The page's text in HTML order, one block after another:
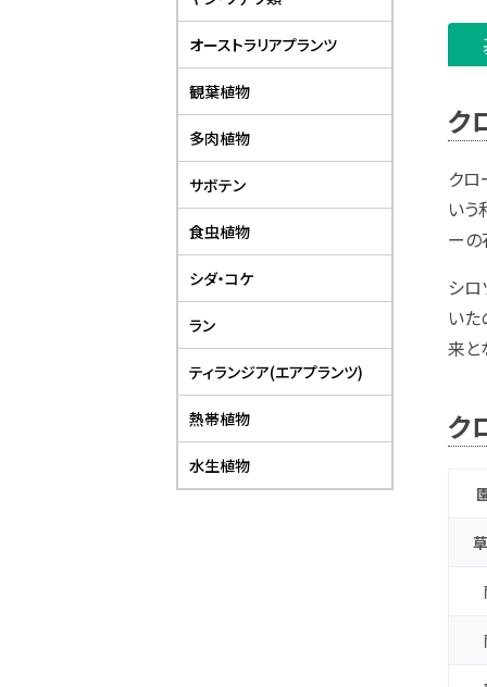
ク
クロ
い
ーの
シ
いた
来と
ク
オーストラリアプランツ
観葉植物
多肉植物
サボテン
食虫植物
シダ・コケ
ラン
ティランジア(エアプランツ)
熱帯植物
水生植物